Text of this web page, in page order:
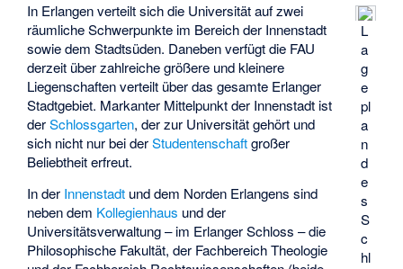
L
a
g
e
pl
a
n
d
e
s
S
c
hl
In Erlangen verteilt sich die Universität auf zwei
räumliche Schwerpunkte im Bereich der Innenstadt
sowie dem Stadtsüden. Daneben verfügt die FAU
derzeit über zahlreiche größere und kleinere
Liegenschaften verteilt über das gesamte Erlanger
Stadtgebiet. Markanter Mittelpunkt der Innenstadt ist
derSchlossgarten, der zur Universität gehört und
sich nicht nur bei derStudentenschaftgroßer
Beliebtheit erfreut.
In der Innenstadt und dem Norden Erlangens sind
neben dem Kollegienhaus und der
Universitätsverwaltung – im Erlanger Schloss – die
Philosophische Fakultät, der Fachbereich Theologie